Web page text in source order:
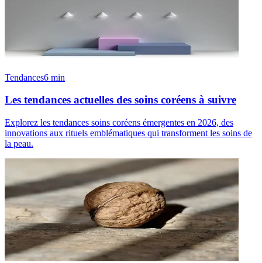
Tendances6 min
Les tendances actuelles des soins coréens à suivre
Explorez les tendances soins coréens émergentes en 2026, des
innovations aux rituels emblématiques qui transforment les soins de
la peau.